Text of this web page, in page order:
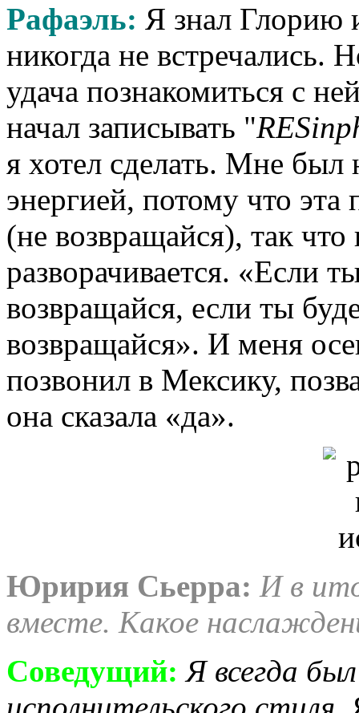
Рафаэль: Я знал Глорию
никогда не
удача познакомиться с
начал записывать "
я хотел сделать. Мне
энергией, потому что эта
(не возвращайся), так что
разворачивается. «Если
возвращайся, если ты
возвращайся». И меня
позвонил в Мексику,
она сказала «да».
Юририя Сьерра: И в
вместе. Какое
Соведущий: Я всегда